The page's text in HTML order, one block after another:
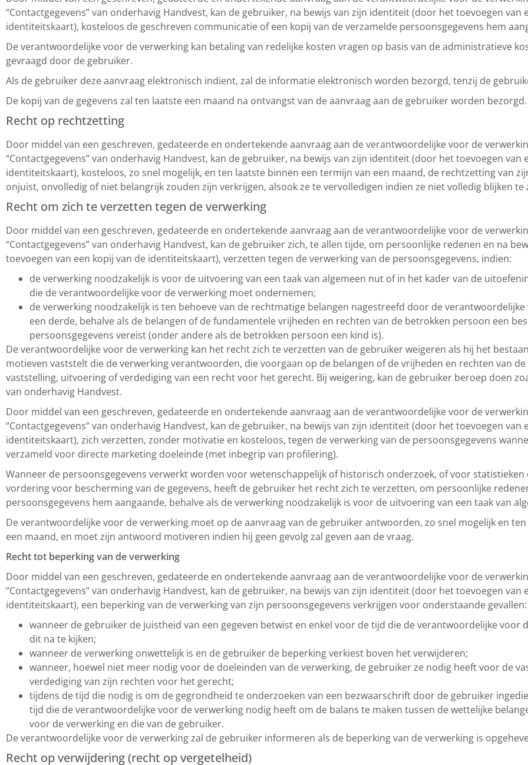
“Contactgegevens” van onderhavig Handvest, kan de gebruiker, na bewijs van zijn identiteit (door het toevoegen van
identiteitskaart), kosteloos de geschreven communicatie of een kopij van de verzamelde persoonsgegevens hem
De verantwoordelijke voor de verwerking kan betaling van redelijke kosten vragen op basis van de administratieve
gevraagd door de gebruiker.
Als de gebruiker deze aanvraag elektronisch indient, zal de informatie elektronisch worden bezorgd, tenzij de
De kopij van de gegevens zal ten laatste een maand na ontvangst van de aanvraag aan de gebruiker worden bezorgd.
Recht op rechtzetting
Door middel van een geschreven, gedateerde en ondertekende aanvraag aan de verantwoordelijke voor de
“Contactgegevens” van onderhavig Handvest, kan de gebruiker, na bewijs van zijn identiteit (door het toevoegen van
identiteitskaart), kosteloos, zo snel mogelijk, en ten laatste binnen een termijn van een maand, de rechtzetting van
onjuist, onvolledig of niet belangrijk zouden zijn verkrijgen, alsook ze te vervolledigen indien ze niet volledig blijken te
Recht om zich te verzetten tegen de verwerking
Door middel van een geschreven, gedateerde en ondertekende aanvraag aan de verantwoordelijke voor de
“Contactgegevens” van onderhavig Handvest, kan de gebruiker zich, te allen tijde, om persoonlijke redenen en na
toevoegen van een kopij van de identiteitskaart), verzetten tegen de verwerking van de persoonsgegevens, indien:
de verwerking noodzakelijk is voor de uitvoering van een taak van algemeen nut of in het kader van de
die de verantwoordelijke voor de verwerking moet ondernemen;
de verwerking noodzakelijk is ten behoeve van de rechtmatige belangen nagestreefd door de
een derde, behalve als de belangen of de fundamentele vrijheden en rechten van de betrokken persoon een
persoonsgegevens vereist (onder andere als de betrokken persoon een kind is).
De verantwoordelijke voor de verwerking kan het recht zich te verzetten van de gebruiker weigeren als hij het
motieven vaststelt die de verwerking verantwoorden, die voorgaan op de belangen of de vrijheden en rechten van
vaststelling, uitvoering of verdediging van een recht voor het gerecht. Bij weigering, kan de gebruiker beroep doen
van onderhavig Handvest.
Door middel van een geschreven, gedateerde en ondertekende aanvraag aan de verantwoordelijke voor de
“Contactgegevens” van onderhavig Handvest, kan de gebruiker, na bewijs van zijn identiteit (door het toevoegen van
identiteitskaart), zich verzetten, zonder motivatie en kosteloos, tegen de verwerking van de persoonsgegevens
verzameld voor directe marketing doeleinde (met inbegrip van profilering).
Wanneer de persoonsgegevens verwerkt worden voor wetenschappelijk of historisch onderzoek, of voor
vordering voor bescherming van de gegevens, heeft de gebruiker het recht zich te verzetten, om persoonlijke
persoonsgegevens hem aangaande, behalve als de verwerking noodzakelijk is voor de uitvoering van een taak van
De verantwoordelijke voor de verwerking moet op de aanvraag van de gebruiker antwoorden, zo snel mogelijk en
een maand, en moet zijn antwoord motiveren indien hij geen gevolg zal geven aan de vraag.
Recht tot beperking van de verwerking
Door middel van een geschreven, gedateerde en ondertekende aanvraag aan de verantwoordelijke voor de
“Contactgegevens” van onderhavig Handvest, kan de gebruiker, na bewijs van zijn identiteit (door het toevoegen van
identiteitskaart), een beperking van de verwerking van zijn persoonsgegevens verkrijgen voor onderstaande gevallen:
wanneer de gebruiker de juistheid van een gegeven betwist en enkel voor de tijd die de verantwoordelijke voor
dit na te kijken;
wanneer de verwerking onwettelijk is en de gebruiker de beperking verkiest boven het verwijderen;
wanneer, hoewel niet meer nodig voor de doeleinden van de verwerking, de gebruiker ze nodig heeft voor de
verdediging van zijn rechten voor het gerecht;
tijdens de tijd die nodig is om de gegrondheid te onderzoeken van een bezwaarschrift door de gebruiker
tijd die de verantwoordelijke voor de verwerking nodig heeft om de balans te maken tussen de wettelijke
voor de verwerking en die van de gebruiker.
De verantwoordelijke voor de verwerking zal de gebruiker informeren als de beperking van de verwerking is
Recht op verwijdering (recht op vergetelheid)